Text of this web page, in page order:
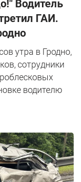
Водитель
ГАИ.
утра в Гродно,
сотрудники
водителю